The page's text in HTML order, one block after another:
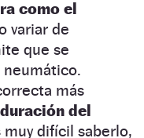
como el
variar de
que se
más
del
muy difícil saberlo,